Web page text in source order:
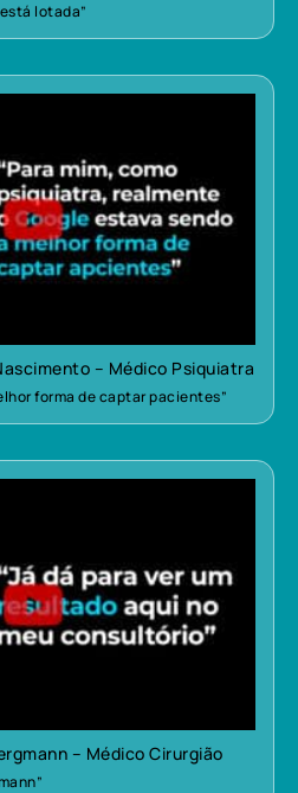
lotada”
– Médico Psiquiatra
forma de captar pacientes”
– Médico Cirurgião